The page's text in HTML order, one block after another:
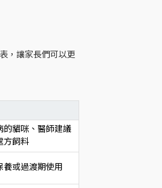
，讓家長們可以更
的貓咪、醫師建議
方飼料
養或過渡期使用